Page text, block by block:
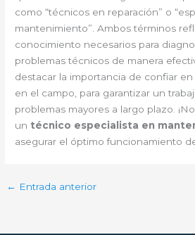
como “técnicos en reparación” o
mantenimiento”. Ambos términos
conocimiento necesarios para
problemas técnicos de manera
destacar la importancia de confiar
en el campo, para garantizar un
problemas mayores a largo plazo.
un técnico especialista en
asegurar el óptimo funcionamiento
← Entrada anterior